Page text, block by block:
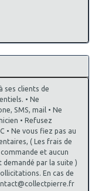
ses clients de
• Ne
SMS, mail • Ne
• Refusez
• Ne vous fiez pas au
( Les frais de
et aucun
par la suite )
En cas de